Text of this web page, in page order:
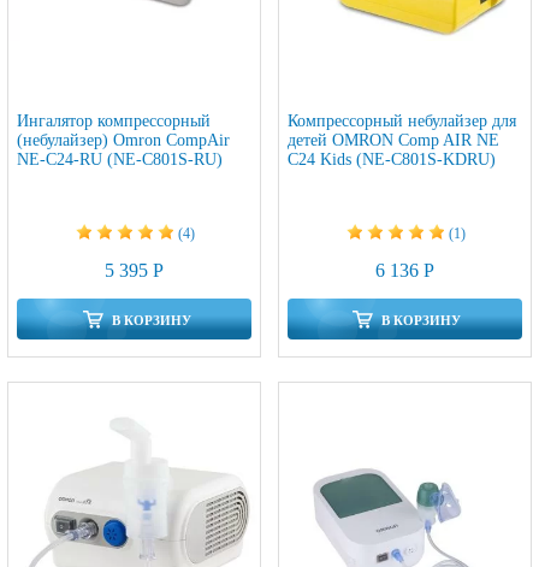
Ингалятор компрессорный
(небулайзер) Omron CompAir
NE-C24-RU (NE-C801S-RU)
(4)
5 395 Р
В КОРЗИНУ
Компрессорный небулайзер для
детей OMRON Comp AIR NE
C24 Kids (NE-C801S-KDRU)
(1)
6 136 Р
В КОРЗИНУ